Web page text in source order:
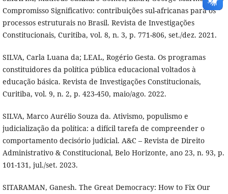
Compromisso Significativo: contribuições sul-africanas para os
processos estruturais no Brasil. Revista de Investigações
Constitucionais, Curitiba, vol. 8, n. 3, p. 771-806, set./dez. 2021.
SILVA, Carla Luana da; LEAL, Rogério Gesta. Os programas
constituidores da política pública educacional voltados à
educação básica. Revista de Investigações Constitucionais,
Curitiba, vol. 9, n. 2, p. 423-450, maio/ago. 2022.
SILVA, Marco Aurélio Souza da. Ativismo, populismo e
judicialização da política: a difícil tarefa de compreender o
comportamento decisório judicial. A&C – Revista de Direito
Administrativo & Constitucional, Belo Horizonte, ano 23, n. 93, p.
101-131, jul./set. 2023.
SITARAMAN, Ganesh. The Great Democracy: How to Fix Our